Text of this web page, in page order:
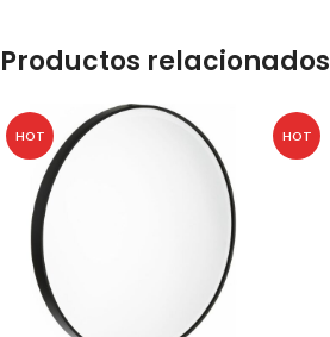
Productos relacionados
HOT HOT